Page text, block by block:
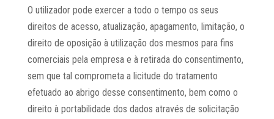
O utilizador pode exercer a todo o tempo os seus
direitos de acesso, atualização, apagamento, limitação, o
direito de oposição à utilização dos mesmos para fins
comerciais pela empresa e à retirada do consentimento,
sem que tal comprometa a licitude do tratamento
efetuado ao abrigo desse consentimento, bem como o
direito à portabilidade dos dados através de solicitação